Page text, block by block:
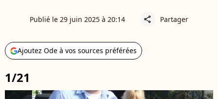
Publié le 29 juin 2025 à 20:14 share Partager
Ajoutez Ode à vos sources préférées
1/21